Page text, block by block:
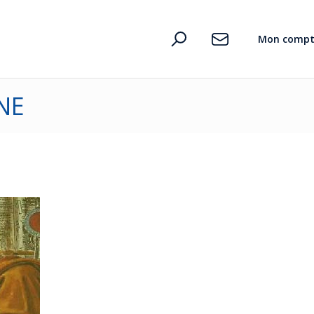
Mon